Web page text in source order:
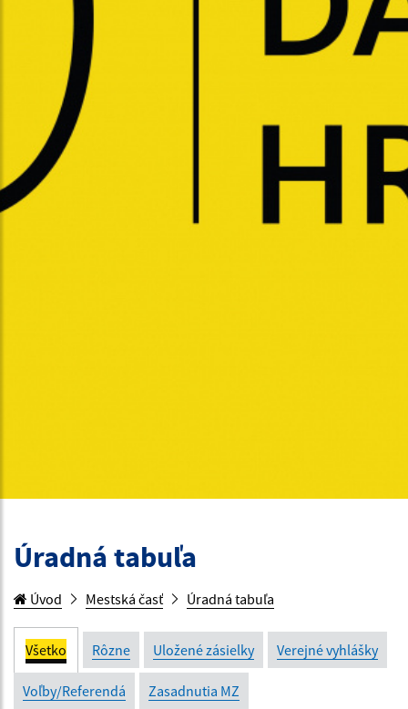
Úradná tabuľa
Úvod Mestská časť Úradná tabuľa
Všetko Rôzne Uložené zásielky Verejné vyhlášky
Voľby/Referendá Zasadnutia MZ